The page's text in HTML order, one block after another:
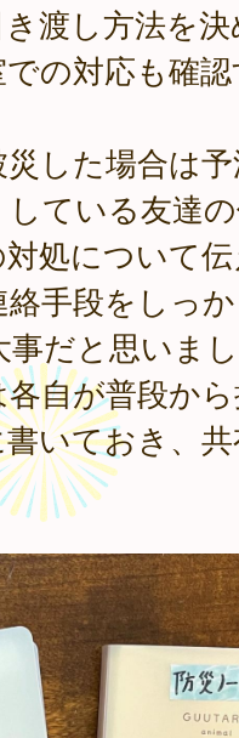
渡し方法を
の対応も確
した場合は
ている友達
処について
手段をしっ
だと思いま
自が普段か
書いておき、